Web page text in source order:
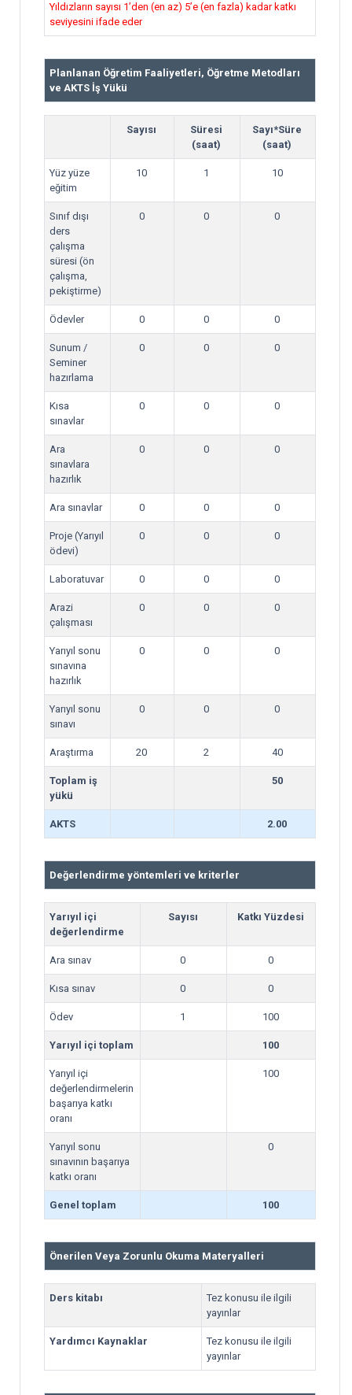
Yıldızların sayısı 1’den (en az) 5’e (en fazla) kadar katkı
seviyesini ifade eder
Planlanan Öğretim Faaliyetleri, Öğretme Metodları
ve AKTS İş Yükü
Sayısı
Süresi
(saat)
Sayı*Süre
(saat)
Yüz yüze
eğitim
10 1 10
Sınıf dışı
ders
çalışma
süresi (ön
çalışma,
pekiştirme)
0 0 0
Ödevler 0 0 0
Sunum /
Seminer
hazırlama
0 0 0
Kısa
sınavlar
0 0 0
Ara
sınavlara
hazırlık
0 0 0
Ara sınavlar 0 0 0
Proje (Yarıyıl
ödevi)
0 0 0
Laboratuvar 0 0 0
Arazi
çalışması
0 0 0
Yarıyıl sonu
sınavına
hazırlık
0 0 0
Yarıyıl sonu
sınavı
0 0 0
Araştırma 20 2 40
Toplam iş
yükü
50
AKTS 2.00
Değerlendirme yöntemleri ve kriterler
Yarıyıl içi
değerlendirme
Sayısı Katkı Yüzdesi
Ara sınav 0 0
Kısa sınav 0 0
Ödev 1 100
Yarıyıl içi toplam 100
Yarıyıl içi
değerlendirmelerin
başarıya katkı
oranı
100
Yarıyıl sonu
sınavının başarıya
katkı oranı
0
Genel toplam 100
Önerilen Veya Zorunlu Okuma Materyalleri
Ders kitabı
Tez konusu ile ilgili
yayınlar
Yardımcı Kaynaklar
Tez konusu ile ilgili
yayınlar